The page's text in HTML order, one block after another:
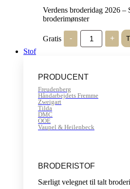
Verdens broderidag 2026 –
broderimønster
Gratis -
Verdens
broderidag
2026
Tille's
gratis
antal
+
Stof
PRODUCENT
Freudenberg
Håndarbejdets Fremme
Zweigart
Tilda
DMC
OOE
Vaupel & Heilenbeck
BRODERISTOF
Særligt velegnet til talt broderi